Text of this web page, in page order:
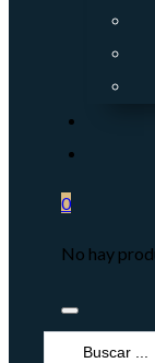
0
No hay
Search